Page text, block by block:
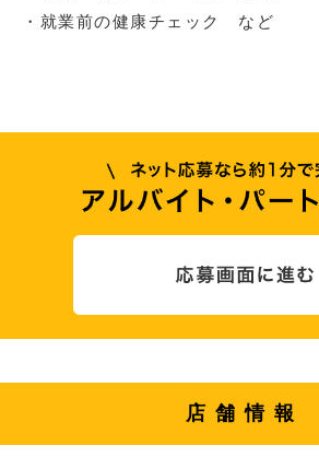
・就業前の健康チェック など
店舗情報